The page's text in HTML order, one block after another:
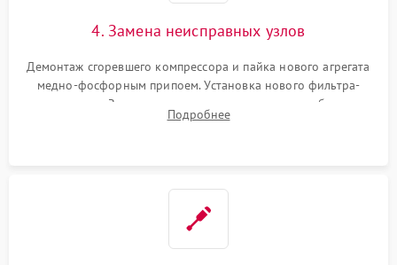
4. Замена неисправных узлов
Демонтаж сгоревшего компрессора и пайка нового агрегата
медно-фосфорным припоем. Установка нового фильтра-
осушителя. Замена изношенных вентиляторов обдува,
сломанных заслонок или поврежденных дверных петель.
Подробнее